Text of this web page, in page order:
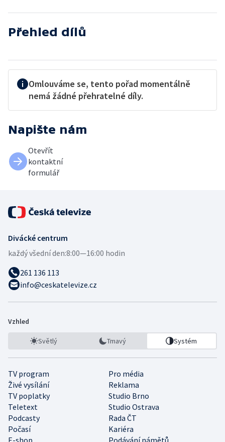
Přehled dílů
Omlouváme se, tento pořad momentálně
nemá žádné přehratelné díly.
Napište nám
Otevřít
kontaktní
formulář
Divácké centrum
každý všední den:8:00—16:00 hodin
261 136 113
info@ceskatelevize.cz
Vzhled
Světlý Tmavý Systém
TV program
Pro média
Živé vysílání
Reklama
TV poplatky
Studio Brno
Teletext
Studio Ostrava
Podcasty
Rada ČT
Počasí
Kariéra
E-shop
Podávání námětů